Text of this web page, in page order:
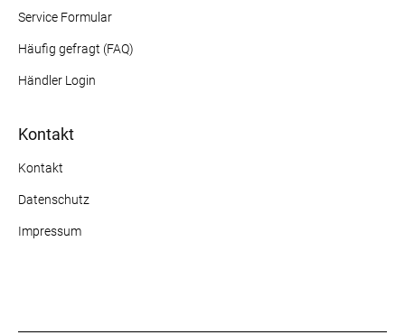
Service Formular
Häufig gefragt (FAQ)
Händler Login
Kontakt
Kontakt
Datenschutz
Impressum